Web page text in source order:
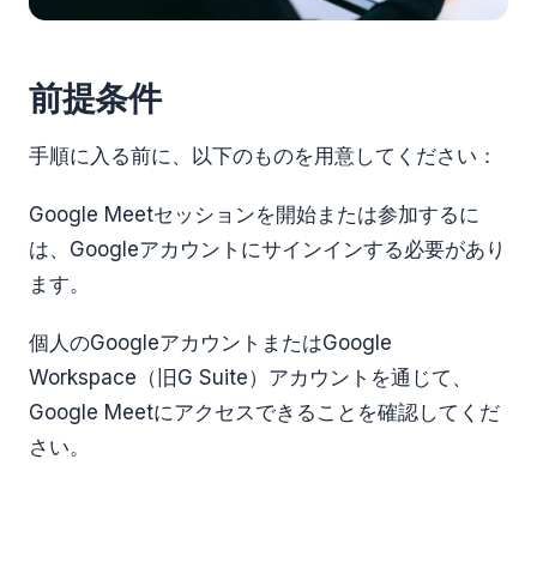
前提条件
手順に入る前に、以下のものを用意してください：
Google Meetセッションを開始または参加するに
は、Googleアカウントにサインインする必要があり
ます。
個人のGoogleアカウントまたはGoogle
Workspace（旧G Suite）アカウントを通じて、
Google Meetにアクセスできることを確認してくだ
さい。